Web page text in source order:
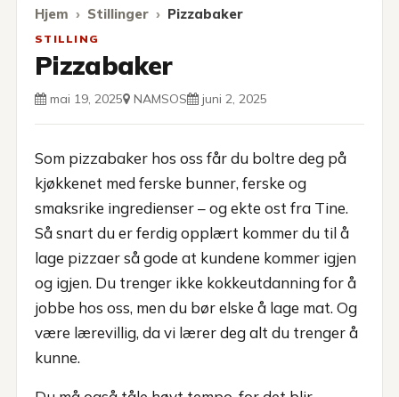
Hjem Stillinger Pizzabaker
STILLING
Pizzabaker
mai 19, 2025 NAMSOS juni 2, 2025
Som pizzabaker hos oss får du boltre deg på
kjøkkenet med ferske bunner, ferske og
smaksrike ingredienser – og ekte ost fra Tine.
Så snart du er ferdig opplært kommer du til å
lage pizzaer så gode at kundene kommer igjen
og igjen. Du trenger ikke kokkeutdanning for å
jobbe hos oss, men du bør elske å lage mat. Og
være lærevillig, da vi lærer deg alt du trenger å
kunne.